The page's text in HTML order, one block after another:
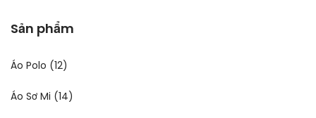
Sản phẩm
Áo Polo (12)
Áo Sơ Mi (14)